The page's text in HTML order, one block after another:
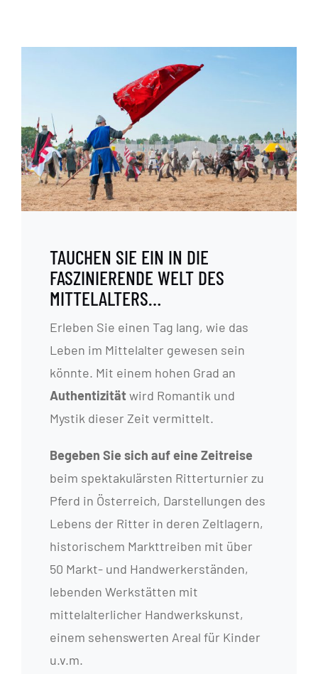
TAUCHEN SIE EIN IN DIE
FASZINIERENDE WELT DES
MITTELALTERS…
Erleben Sie einen Tag lang, wie das
Leben im Mittelalter gewesen sein
könnte. Mit einem hohen Grad an
Authentizitätwird Romantik und
Mystik dieser Zeit vermittelt.
Begeben Sie sich auf eine Zeitreise
beim spektakulärsten Ritterturnier zu
Pferd in Österreich, Darstellungen des
Lebens der Ritter in deren Zeltlagern,
historischem Markttreiben mit über
50 Markt- und Handwerkerständen,
lebenden Werkstätten mit
mittelalterlicher Handwerkskunst,
einem sehenswerten Areal für Kinder
u.v.m.